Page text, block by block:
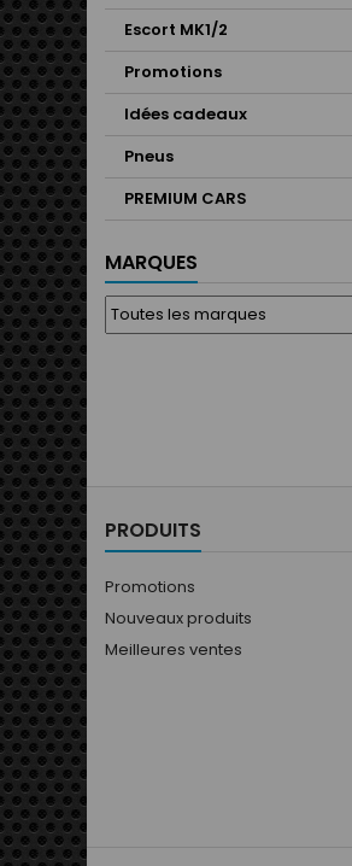
Escort MK1/2
Promotions
Idées cadeaux
Pneus
PREMIUM CARS
MARQUES
PRODUITS
Promotions
Nouveaux produits
Meilleures ventes